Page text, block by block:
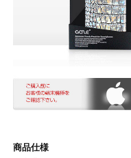
商品仕様